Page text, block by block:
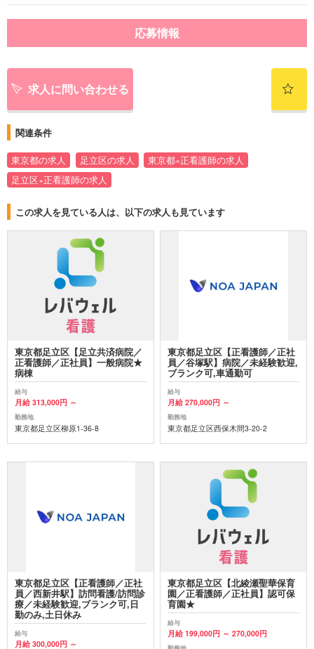
応募情報
求人に問い合わせる
関連条件
東京都の求人 足立区の求人
東京都×正看護師の求人
足立区×正看護師の求人
この求人を見ている人は、以下の求人も見ています
東京都足立区【足立共済病院／
正看護師／正社員】一般病院★
病棟
給与
月給 313,000円 ～
勤務地
東京都足立区柳原1-36-8
東京都足立区【正看護師／正社
員／谷塚駅】病院／未経験歓迎,
ブランク可,車通勤可
給与
月給 270,000円 ～
勤務地
東京都足立区西保木間3-20-2
東京都足立区【正看護師／正社
員／西新井駅】訪問看護/訪問診
療／未経験歓迎,ブランク可,日
勤のみ,土日休み
給与
月給 300,000円 ～
東京都足立区【北綾瀬聖華保育
園／正看護師／正社員】認可保
育園★
給与
月給 199,000円 ～ 270,000円